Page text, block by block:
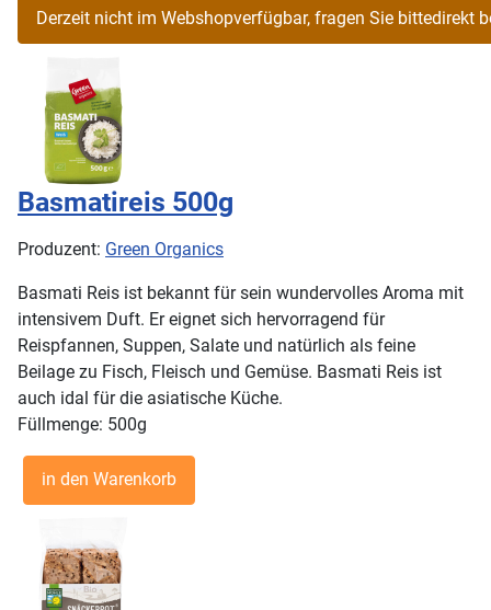
Basmatireis 500g
Produzent: Green Organics
Basmati Reis ist bekannt für sein wundervolles Aroma mit
intensivem Duft. Er eignet sich hervorragend für
Reispfannen, Suppen, Salate und natürlich als feine
Beilage zu Fisch, Fleisch und Gemüse. Basmati Reis ist
auch idal für die asiatische Küche.
Füllmenge: 500g